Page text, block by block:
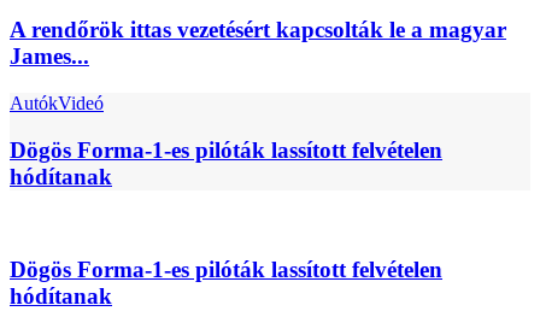
A rendőrök ittas vezetésért kapcsolták le a magyar
James...
AutókVideó
Dögös Forma-1-es pilóták lassított felvételen
hódítanak
Dögös Forma-1-es pilóták lassított felvételen
hódítanak